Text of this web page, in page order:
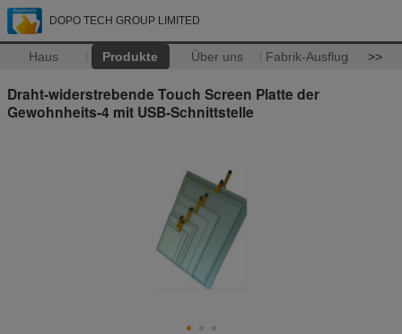
DOPO TECH GROUP LIMITED
Haus Produkte Über uns Fabrik-Ausflug >>
Draht-widerstrebende Touch Screen Platte der
Gewohnheits-4 mit USB-Schnittstelle